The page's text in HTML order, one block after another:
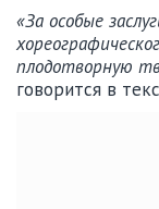
«За особые
плодотворную
говорится в